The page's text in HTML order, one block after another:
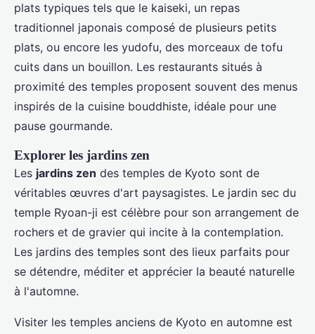
plats typiques tels que le kaiseki, un repas
traditionnel japonais composé de plusieurs petits
plats, ou encore les yudofu, des morceaux de tofu
cuits dans un bouillon. Les restaurants situés à
proximité des temples proposent souvent des menus
inspirés de la cuisine bouddhiste, idéale pour une
pause gourmande.
Explorer les jardins zen
Les jardins zen des temples de Kyoto sont de
véritables œuvres d'art paysagistes. Le jardin sec du
temple Ryoan-ji est célèbre pour son arrangement de
rochers et de gravier qui incite à la contemplation.
Les jardins des temples sont des lieux parfaits pour
se détendre, méditer et apprécier la beauté naturelle
à l'automne.
Visiter les temples anciens de Kyoto en automne est